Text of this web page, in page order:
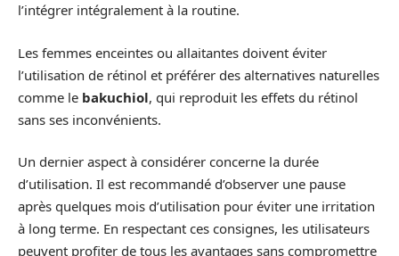
l’intégrer intégralement à la routine.
Les femmes enceintes ou allaitantes doivent éviter
l’utilisation de rétinol et préférer des alternatives naturelles
comme le bakuchiol, qui reproduit les effets du rétinol
sans ses inconvénients.
Un dernier aspect à considérer concerne la durée
d’utilisation. Il est recommandé d’observer une pause
après quelques mois d’utilisation pour éviter une irritation
à long terme. En respectant ces consignes, les utilisateurs
peuvent profiter de tous les avantages sans compromettre